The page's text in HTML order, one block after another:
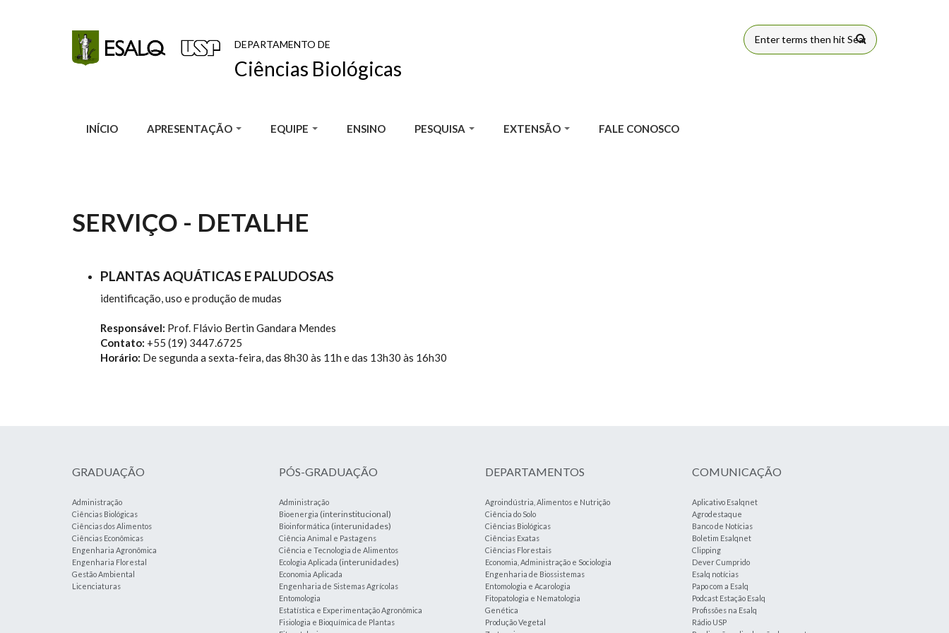
DEPARTAMENTO DE
Ciências Biológicas
FORMULÁRIO
INÍCIO APRESENTAÇÃO EQUIPE ENSINO PESQUISA EXTENSÃO FALE CONOSCO
SERVIÇO - DETALHE
PLANTAS AQUÁTICAS E PALUDOSAS
identificação, uso e produção de mudas
Responsável: Prof. Flávio Bertin Gandara Mendes
Contato: +55 (19) 3447.6725
Horário: De segunda a sexta-feira, das 8h30 às 11h e das 13h30 às 16h30
GRADUAÇÃO
Administração
Ciências Biológicas
Ciências dos Alimentos
Ciências Econômicas
Engenharia Agronômica
Engenharia Florestal
Gestão Ambiental
Licenciaturas
PÓS-GRADUAÇÃO
Administração
Bioenergia (interinstitucional)
Bioinformática (interunidades)
Ciência Animal e Pastagens
Ciência e Tecnologia de Alimentos
Ecologia Aplicada (interunidades)
Economia Aplicada
Engenharia de Sistemas Agrícolas
Entomologia
Estatística e Experimentação Agronômica
Fisiologia e Bioquímica de Plantas
DEPARTAMENTOS
Agroindústria, Alimentos e Nutrição
Ciência do Solo
Ciências Biológicas
Ciências Exatas
Ciências Florestais
Economia, Administração e Sociologia
Engenharia de Biossistemas
Entomologia e Acarologia
Fitopatologia e Nematologia
Genética
Produção Vegetal
COMUNICAÇÃO
Aplicativo Esalqnet
Agrodestaque
Banco de Notícias
Boletim Esalqnet
Clipping
Dever Cumprido
Esalq notícias
Papo com a Esalq
Podcast Estação Esalq
Profissões na Esalq
Rádio USP